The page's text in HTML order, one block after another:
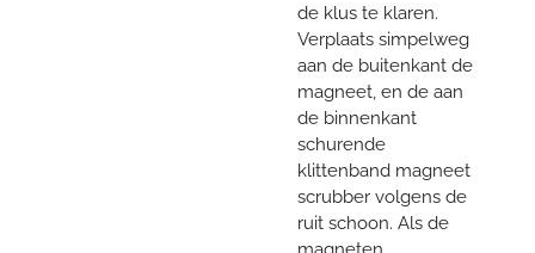
de klus te klaren.
Verplaats simpelweg
aan de buitenkant de
magneet, en de aan
de binnenkant
schurende
klittenband magneet
scrubber volgens de
ruit schoon. Als de